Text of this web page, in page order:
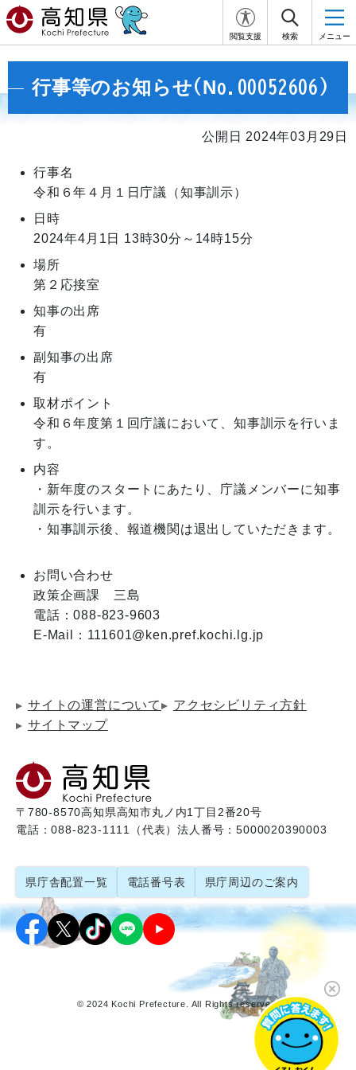
閲覧支援 検索 メニュー
行事等のお知らせ(No.00052606)
公開日 2024年03月29日
行事名
令和６年４月１日庁議（知事訓示）
日時
2024年4月1日
13時30分～14時15分
場所
第２応接室
知事の出席
有
副知事の出席
有
取材ポイント
令和６年度第１回庁議において、知事訓示を行いま
す。
内容
・新年度のスタートにあたり、庁議メンバーに知事
訓示を行います。
・知事訓示後、報道機関は退出していただきます。
お問い合わせ
政策企画課　三島
電話：088-823-9603
E-Mail：111601@ken.pref.kochi.lg.jp
サイトの運営について
アクセシビリティ方針
サイトマップ
〒780-8570高知県高知市丸ノ内1丁目2番20号
電話：088-823-1111（代表）法人番号：5000020390003
県庁舎配置一覧 電話番号表 県庁周辺のご案内
© 2024 Kochi Prefecture. All Rights reserved.